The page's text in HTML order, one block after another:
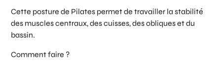
Cette posture de Pilates permet de travailler la stabilité
des muscles centraux, des cuisses, des obliques et du
bassin.
Comment faire ?